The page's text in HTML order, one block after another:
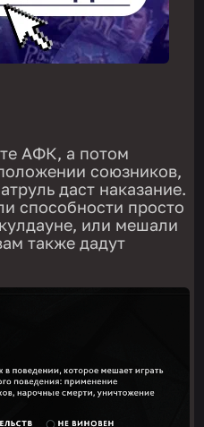
АФК, а потом
союзников,
даст наказание.
способности просто
или мешали
также дадут